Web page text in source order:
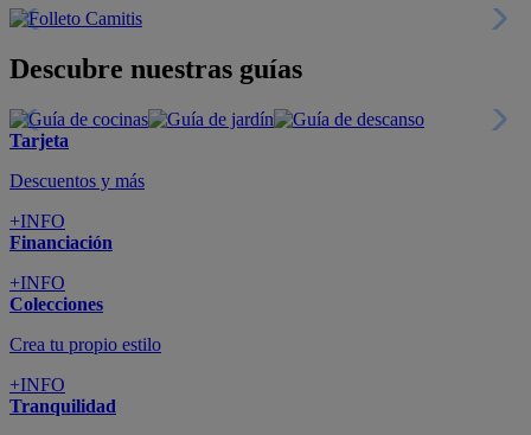
Descubre nuestras guías
Tarjeta
Descuentos y más
+INFO
Financiación
+INFO
Colecciones
Crea tu propio estilo
+INFO
Tranquilidad